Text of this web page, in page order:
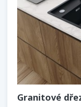
Granitové